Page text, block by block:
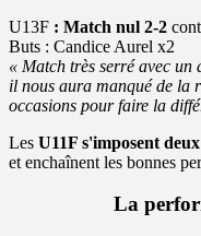
U13F : Match nul 2-2
Buts : Candice Aurel x2
« Match très serré avec
il nous aura manqué de la
occasions pour faire la
Les U11F s'imposent
et enchaînent les bonnes
La